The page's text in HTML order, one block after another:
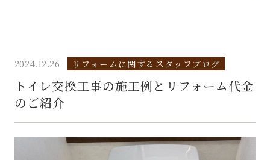
2024.12.26 リフォームに関するスタッフブログ
トイレ交換工事の施工例とリフォーム代金
のご紹介